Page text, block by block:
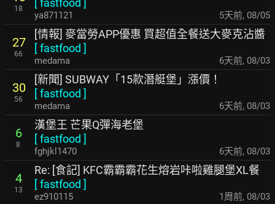
18
[fastfood ]
ya871121 5天前, 08/05
27
66
[情報] 麥當勞APP優惠 買超值全餐送大麥克沾醬
[fastfood ]
medama 6天前, 08/03
30
56
[新聞] SUBWAY「15款潛艇堡」漲價！
[fastfood ]
medama 6天前, 08/03
6
8
漢堡王 芒果Q彈海老堡
[fastfood ]
fghjkl1470 6天前, 08/03
4
13
Re: [食記] KFC霸霸霸花生熔岩咔啦雞腿堡XL餐
[fastfood ]
ez910115 1周前, 08/03